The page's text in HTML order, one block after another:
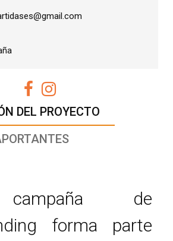
DEL PROYECTO
de
forma parte